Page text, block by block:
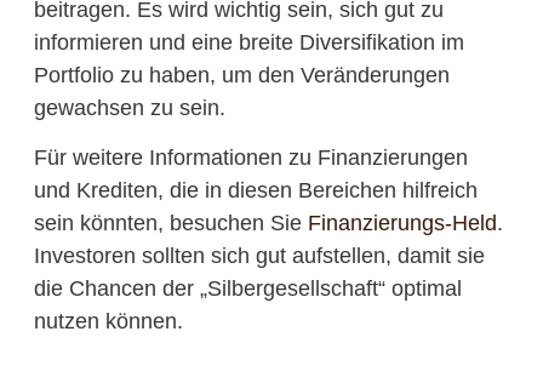
beitragen. Es wird wichtig sein, sich gut zu
informieren und eine breite Diversifikation im
Portfolio zu haben, um den Veränderungen
gewachsen zu sein.
Für weitere Informationen zu Finanzierungen
und Krediten, die in diesen Bereichen hilfreich
sein könnten, besuchen Sie Finanzierungs-Held.
Investoren sollten sich gut aufstellen, damit sie
die Chancen der „Silbergesellschaft“ optimal
nutzen können.